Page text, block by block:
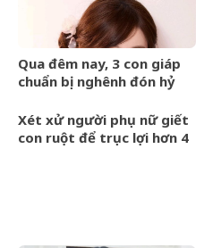
Qua đêm nay, 3 con giáp
chuẩn bị nghênh đón hỷ
hương hóa Rồng hóa
Phượng
Xét xử người phụ nữ giết
con ruột để trục lợi hơn 4